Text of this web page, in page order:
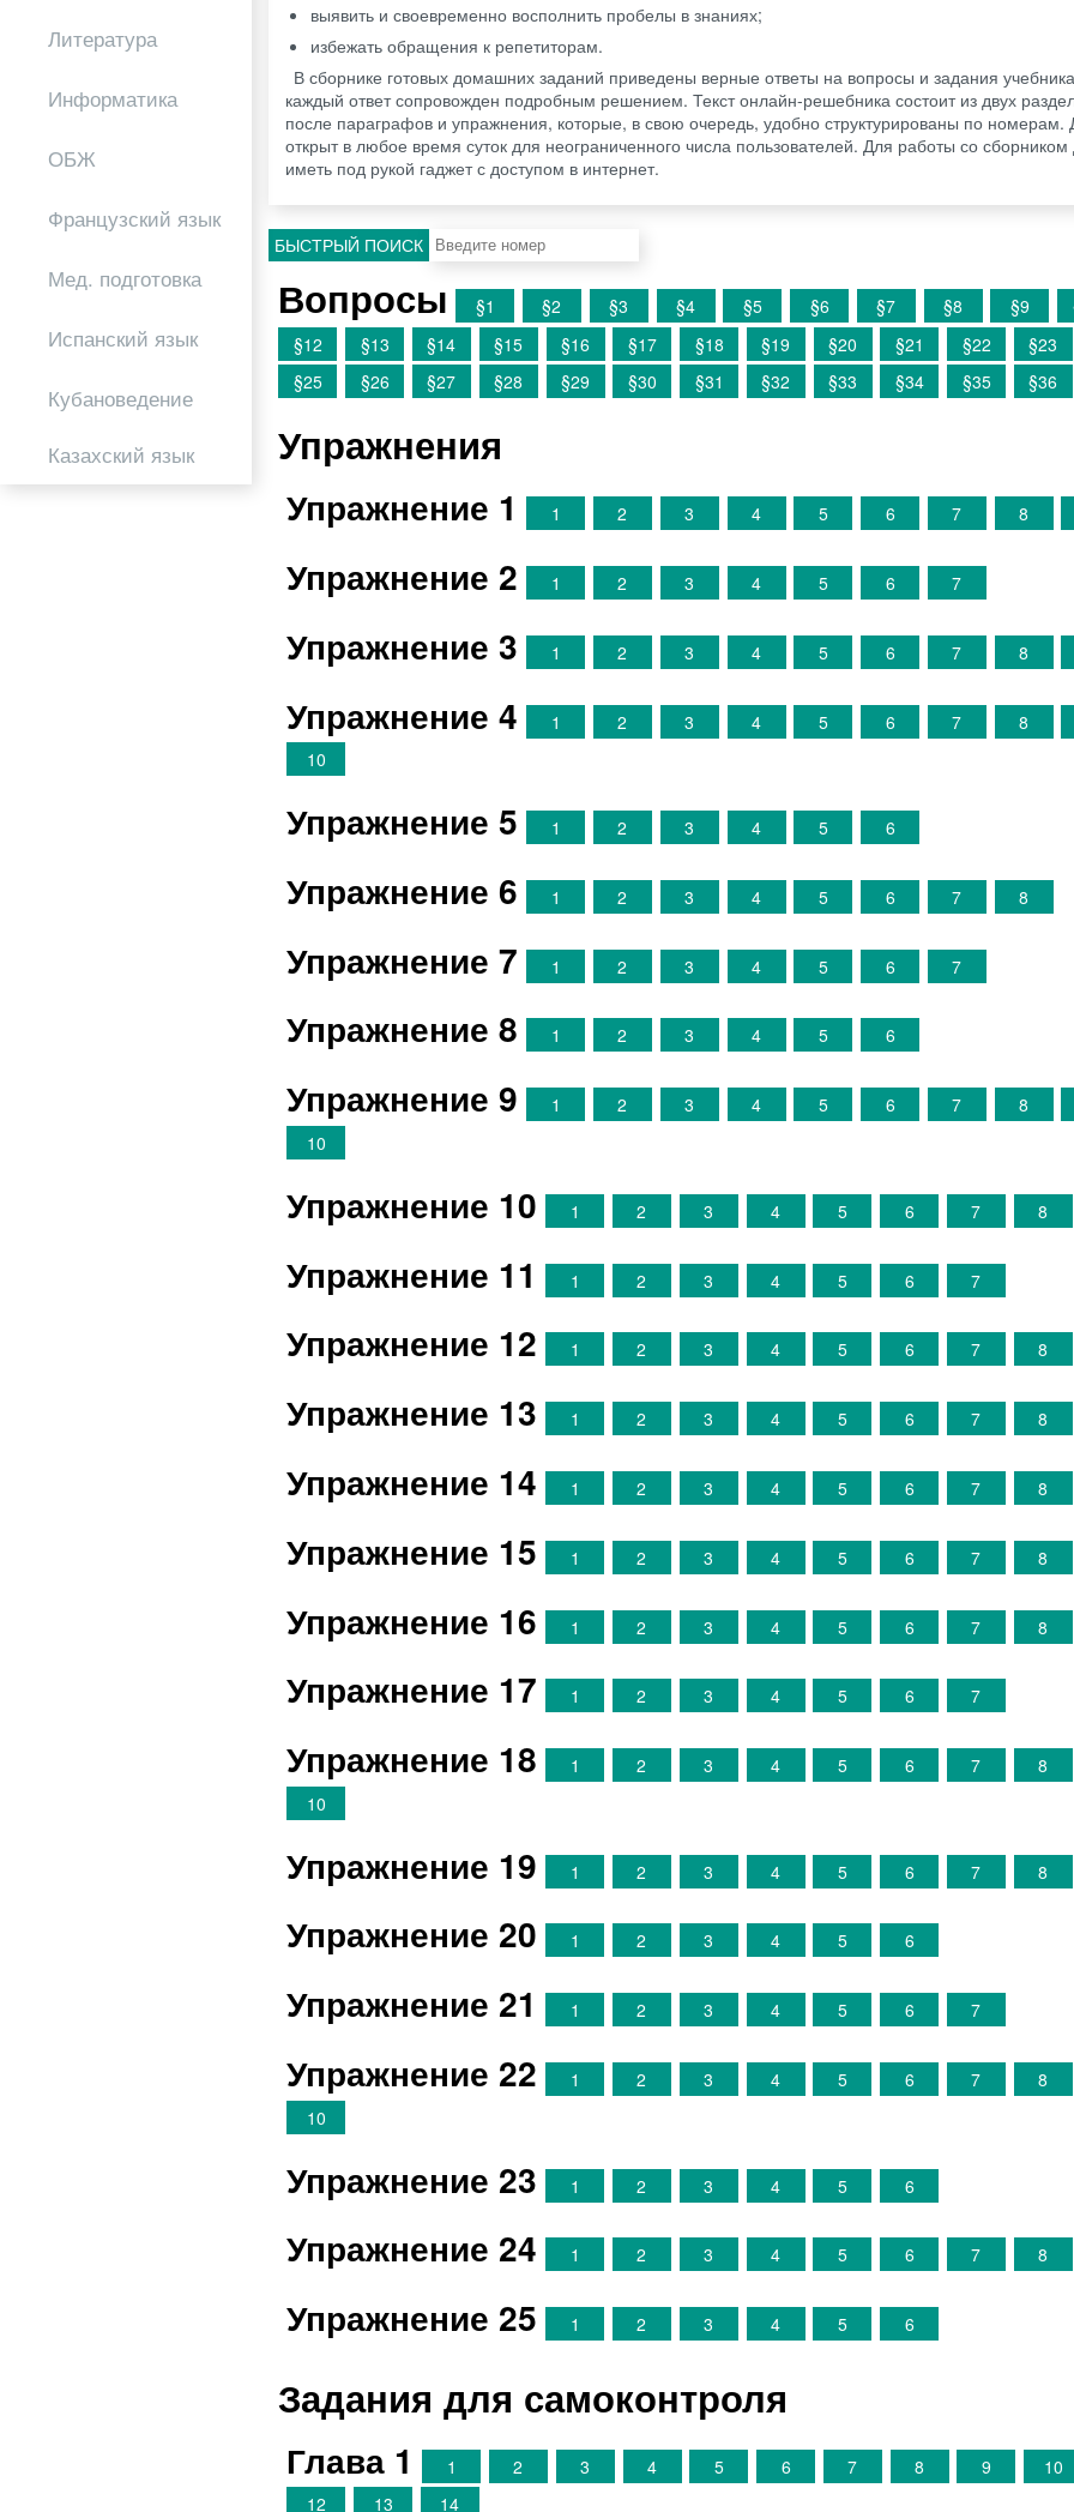
Литература
Информатика
ОБЖ
Французский язык
Мед. подготовка
Испанский язык
Кубановедение
Казахский язык
выявить и своевременно восполнить пробелы в знаниях;
избежать обращения к репетиторам.
В сборнике готовых домашних заданий приведены верные ответы на вопросы и задания
каждый ответ сопровожден подробным решением. Текст онлайн-решебника состоит из двух
после параграфов и упражнения, которые, в свою очередь, удобно структурированы по номерам.
открыт в любое время суток для неограниченного числа пользователей. Для работы со сборником
иметь под рукой гаджет с доступом в интернет.
БЫСТРЫЙ ПОИСК
Вопросы §1 §2 §3 §4 §5 §6 §7 §8 §9
§12
§13 §14 §15 §16 §17 §18 §19 §20 §21 §22
§23
§25
§26 §27 §28 §29 §30 §31 §32 §33 §34 §35 §36
Упражнения
Упражнение 1 1 2 3 4 5 6 7 8
Упражнение 2 1 2 3 4 5 6 7
Упражнение 3 1 2 3 4 5 6 7 8
Упражнение 4 1 2 3 4 5 6 7
8
10
Упражнение 5 1 2 3 4 5 6
Упражнение 6 1 2 3 4 5 6 7 8
Упражнение 7 1 2 3 4 5 6 7
Упражнение 8 1 2 3 4 5 6
Упражнение 9 1 2 3 4 5 6 7
8
10
Упражнение 10 1 2 3 4 5 6 7 8
Упражнение 11 1 2 3 4 5 6 7
Упражнение 12 1 2 3 4 5 6 7 8
Упражнение 13 1 2 3 4 5 6 7 8
Упражнение 14 1 2 3 4 5 6 7 8
Упражнение 15 1 2 3 4 5 6 7 8
Упражнение 16 1 2 3 4 5 6 7 8
Упражнение 17 1 2 3 4 5 6 7
Упражнение 18 1 2 3 4 5 6 7
8
10
Упражнение 19 1 2 3 4 5 6 7 8
Упражнение 20 1 2 3 4 5 6
Упражнение 21 1 2 3 4 5 6 7
Упражнение 22 1 2 3 4 5 6 7
8
10
Упражнение 23 1 2 3 4 5 6
Упражнение 24 1 2 3 4 5 6 7 8
Упражнение 25 1 2 3 4 5 6
Задания для самоконтроля
Глава 1 1 2 3 4 5 6 7 8 9
10
12
13 14